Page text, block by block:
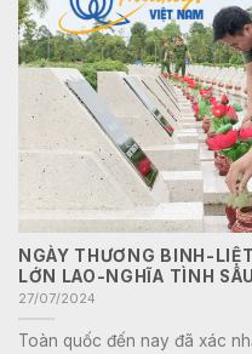
NGÀY THƯƠNG BINH-
LỚN LAO-NGHĨA TÌNH
27/07/2024
Toàn quốc đến nay đã xác